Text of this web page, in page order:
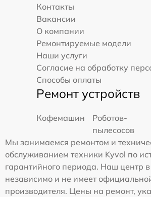
Контакты
Вакансии
О компании
Ремонтируемые модели
Наши услуги
Согласие на обработку
Способы оплаты
Ремонт устройств
Кофемашин
Роботов-
пылесосов
Мы занимаемся ремонтом и
обслуживанием техники Kyvol по
гарантийного периода. Наш центр
независимо и не имеет
производителя. Цены на ремонт,